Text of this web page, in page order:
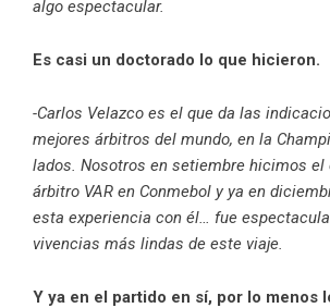
algo espectacular.
Es casi un doctorado lo que hicieron.
-Carlos Velazco es el que da las
mejores árbitros del mundo, en la
lados. Nosotros en setiembre hicimos el
árbitro VAR en Conmebol y ya en
esta experiencia con él… fue
vivencias más lindas de este viaje.
Y ya en el partido en sí, por lo menos